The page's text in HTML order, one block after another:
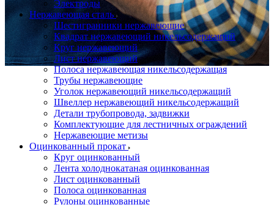
Электроды
Нержавеющая сталь
Шестигранники нержавеющие
Квадрат нержавеющий никельсодержащий
Круг нержавеющий
Лист нержавеющий
Полоса нержавеющая никельсодержащая
Трубы нержавеющие
Уголок нержавеющий никельсодержащий
Швеллер нержавеющий никельсодержащий
Детали трубопровода, задвижки
Комплектующие для лестничных ограждений
Нержавеющие метизы
Оцинкованный прокат
Круг оцинкованный
Лента холоднокатаная оцинкованная
Лист оцинкованный
Полоса оцинкованная
Рулоны оцинкованные